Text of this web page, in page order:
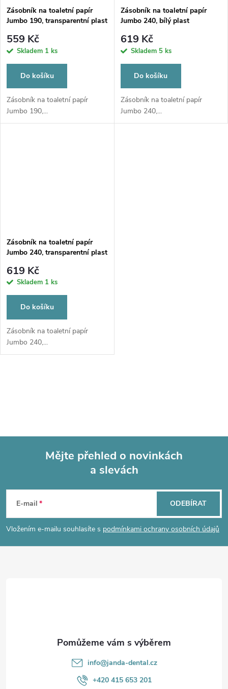
Zásobník na toaletní papír
Jumbo 190, transparentní plast
559 Kč
Skladem 1 ks
Do košíku
Zásobník na toaletní papír
Jumbo 190,...
Zásobník na toaletní papír
Jumbo 240, bílý plast
619 Kč
Skladem 5 ks
Do košíku
Zásobník na toaletní papír
Jumbo 240,...
Zásobník na toaletní papír
Jumbo 240, transparentní plast
619 Kč
Skladem 1 ks
Do košíku
Zásobník na toaletní papír
Jumbo 240,...
a
í
p
p
Mějte přehled o novinkách
a slevách
E-mail
Vložením e-mailu souhlasíte s podmínkami ochrany osobních údajů
ODEBÍRAT
info@janda-dental.cz
+420 415 653 201